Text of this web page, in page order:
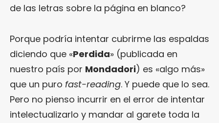
de las letras sobre la página en blanco?
Porque podría intentar cubrirme las espaldas
diciendo que «Perdida» (publicada en
nuestro país por Mondadori) es «algo más»
que un puro fast-reading. Y puede que lo sea.
Pero no pienso incurrir en el error de intentar
intelectualizarlo y mandar al garete toda la